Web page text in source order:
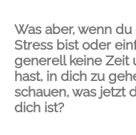
Was aber, wenn
Stress bist oder
generell keine Zeit
hast, in dich zu
schauen, was jetzt
dich ist?